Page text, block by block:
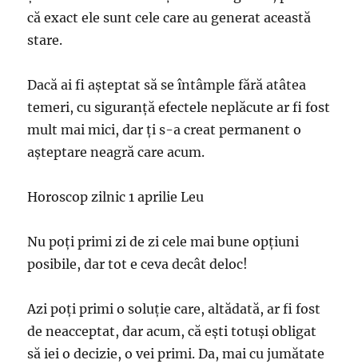
că exact ele sunt cele care au generat această
stare.
Dacă ai fi aşteptat să se întâmple fără atâtea
temeri, cu siguranţă efectele neplăcute ar fi fost
mult mai mici, dar ţi s-a creat permanent o
aşteptare neagră care acum.
Horoscop zilnic 1 aprilie Leu
Nu poţi primi zi de zi cele mai bune opţiuni
posibile, dar tot e ceva decât deloc!
Azi poţi primi o soluţie care, altădată, ar fi fost
de neacceptat, dar acum, că eşti totuşi obligat
să iei o decizie, o vei primi. Da, mai cu jumătate